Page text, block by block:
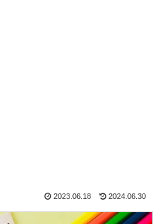
2023.06.18 2024.06.30